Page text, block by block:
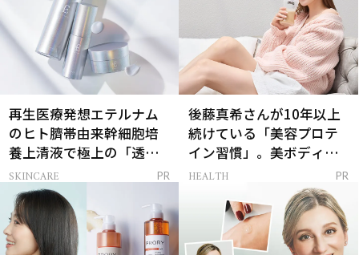
再生医療発想エテルナム
のヒト臍帯由来幹細胞培
養上清液で極上の「透明
感ハリ肌」へ
SKINCARE PR
後藤真希さんが10年以上
続けている「美容プロテ
イン習慣」。美ボディを
支える朝ルーティンと
HEALTH PR